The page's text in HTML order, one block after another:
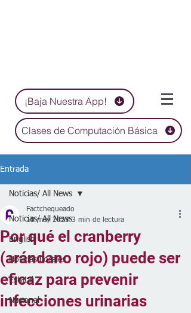
¡Baja Nuestra App!
Clases de Computación Básica
Entrada
Noticias/ All News
English
Noticias Locales
Estatal
Nacional
Noticias/ All News
Por qué el cranberry
(arándano rojo) puede ser
eficaz para prevenir
infecciones urinarias
Factchequeado
10 may 2023 3 min de lectura